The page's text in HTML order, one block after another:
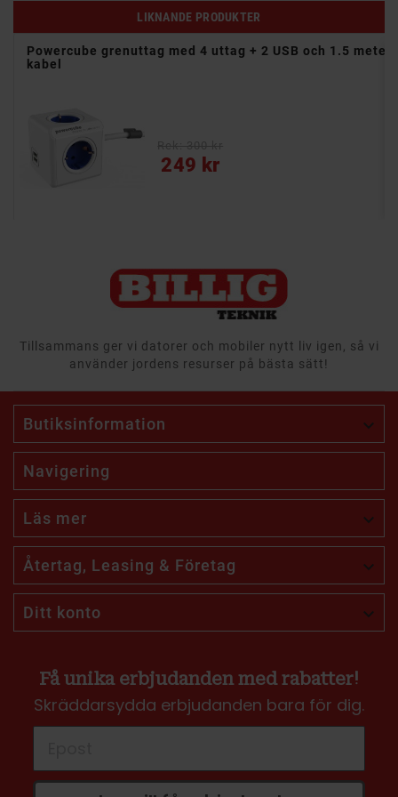
LIKNANDE PRODUKTER
Powercube grenuttag med 4 uttag + 2 USB och 1.5 meter
kabel
249 kr
Pris
Tillsammans ger vi datorer och mobiler nytt liv igen, så vi
använder jordens resurser på bästa sätt!
Butiksinformation 
Navigering
Läs mer 
Återtag, Leasing & Företag 
Ditt konto 
Få unika erbjudanden med rabatter!
Skräddarsydda erbjudanden bara för dig.